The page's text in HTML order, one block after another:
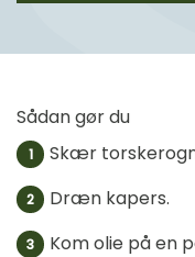
Sådan gør du
1 Skær
2 Dræn kapers.
3
Kom olie på en